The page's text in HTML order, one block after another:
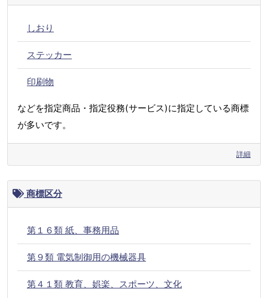
しおり
ステッカー
印刷物
などを指定商品・指定役務(サービス)に指定している商標
が多いです。
詳細
商標区分
第１６類 紙、事務用品
第９類 電気制御用の機械器具
第４１類 教育、娯楽、スポーツ、文化